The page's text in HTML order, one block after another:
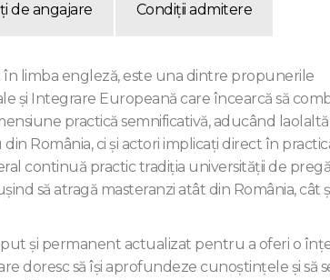
de angajare Condiții admitere
în limba engleză, este una dintre propunerile
şi Integrare Europeană care încearcă să
practică semnificativă, aducând
România, ci şi actori implicaţi direct în
continuă practic tradiţia universităţii de
să atragă masteranzi atât din România, cât
şi permanent actualizat pentru a oferi o
doresc să își aprofundeze cunoștințele și să